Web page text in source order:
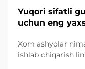
Yuqori sifatli
uchun eng
Xom ashyolar
ishlab chiqarish